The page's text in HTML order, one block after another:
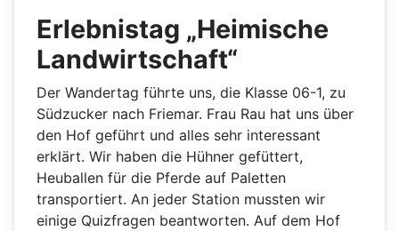
Erlebnistag „Heimische
Landwirtschaft“
Der Wandertag führte uns, die Klasse 06-1, zu
Südzucker nach Friemar. Frau Rau hat uns über
den Hof geführt und alles sehr interessant
erklärt. Wir haben die Hühner gefüttert,
Heuballen für die Pferde auf Paletten
transportiert. An jeder Station mussten wir
einige Quizfragen beantworten. Auf dem Hof